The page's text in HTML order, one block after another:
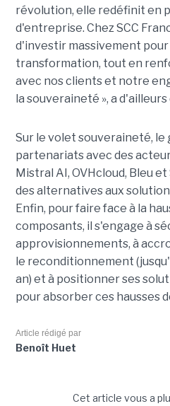
révolution, elle redéfinit en
d'entreprise. Chez SCC
d'investir massivement
transformation, tout en
avec nos clients et notre
la souveraineté », a
Sur le volet souveraineté,
partenariats avec des
Mistral AI, OVHcloud, Bleu
des alternatives aux
Enfin, pour faire face à la
composants, il s'engage à
approvisionnements, à
le reconditionnement
an) et à positionner ses
pour absorber ces hausses
Article rédigé par
Benoît Huet
Cet article vous a